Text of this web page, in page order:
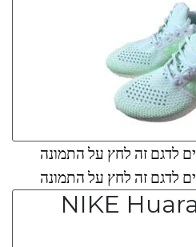
לדגם זה לחץ על התמונה
לדגם זה לחץ על התמונה
NIKE